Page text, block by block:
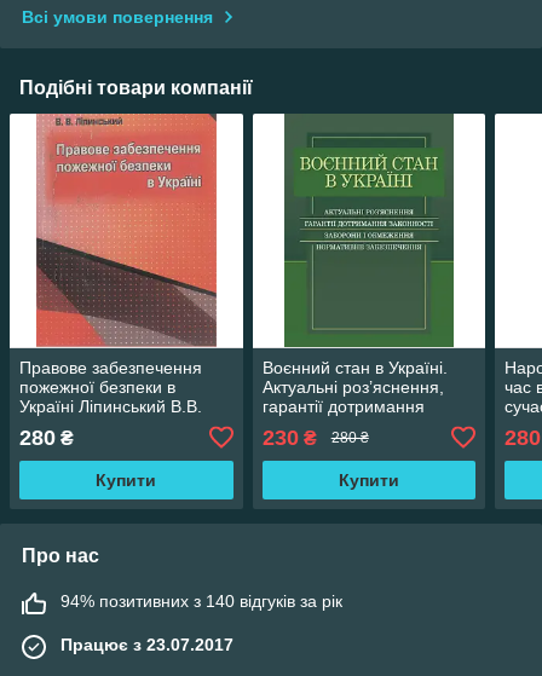
Всі умови повернення
Подібні товари компанії
Правове забезпечення
пожежної безпеки в
Україні Ліпинський В.В.
280 ₴
Купити
Воєнний стан в Україні.
Актуальні роз’яснення,
гарантії дотримання
обмеження,
230₴ 280 ₴
Купити
час
280
Про нас
94% позитивних з 140 відгуків за рік
Працює з 23.07.2017